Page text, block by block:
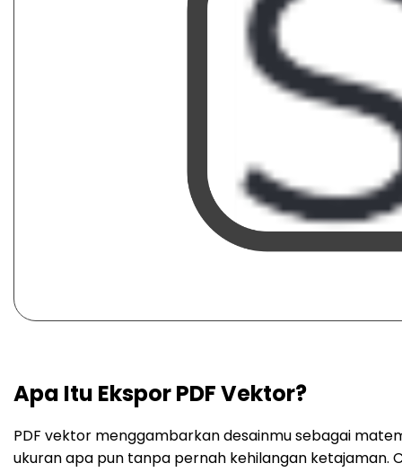
Apa Itu Ekspor PDF Vektor?
PDF vektor menggambarkan desainmu sebagai
ukuran apa pun tanpa pernah kehilangan